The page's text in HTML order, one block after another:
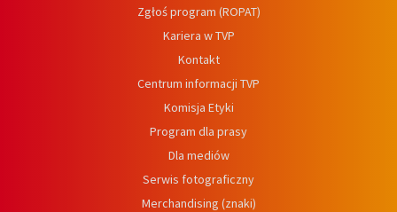
Zgłoś program (ROPAT)
Kariera w TVP
Kontakt
Centrum informacji TVP
Komisja Etyki
Program dla prasy
Dla mediów
Serwis fotograficzny
Merchandising (znaki)